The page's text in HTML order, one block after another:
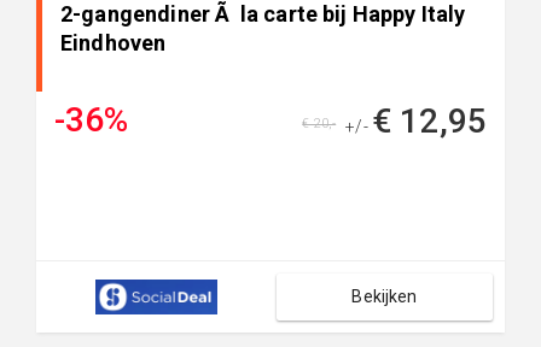
2-gangendiner Ã la carte bij Happy Italy
Eindhoven
-36% +/- € 12,95
€ 20,-
Bekijken